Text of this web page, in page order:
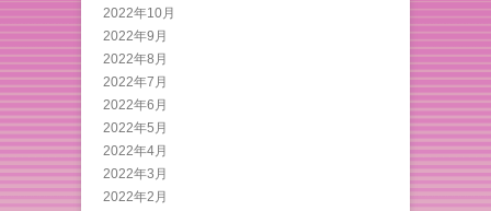
2022年10月
2022年9月
2022年8月
2022年7月
2022年6月
2022年5月
2022年4月
2022年3月
2022年2月